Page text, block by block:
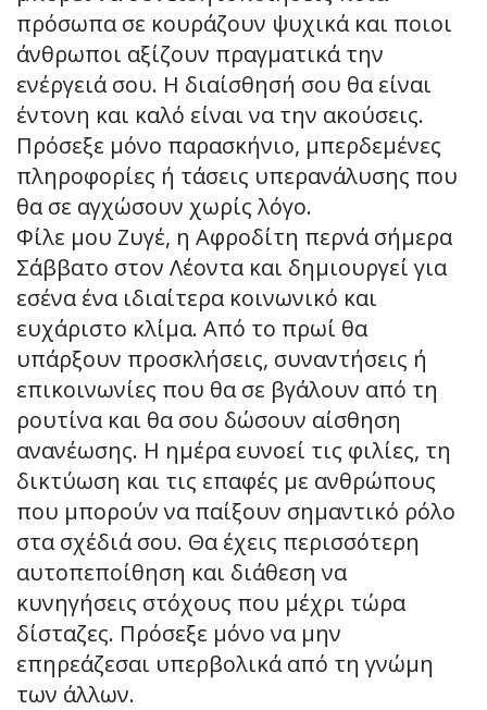
πρόσωπα σε κουράζουν ψυχικά και ποιοι
άνθρωποι αξίζουν πραγματικά την
ενέργειά σου. Η διαίσθησή σου θα είναι
έντονη και καλό είναι να την ακούσεις.
Πρόσεξε μόνο παρασκήνιο, μπερδεμένες
πληροφορίες ή τάσεις υπερανάλυσης που
θα σε αγχώσουν χωρίς λόγο.
Φίλε μου Ζυγέ, η Αφροδίτη περνά σήμερα
Σάββατο στον Λέοντα και δημιουργεί για
εσένα ένα ιδιαίτερα κοινωνικό και
ευχάριστο κλίμα. Από το πρωί θα
υπάρξουν προσκλήσεις, συναντήσεις ή
επικοινωνίες που θα σε βγάλουν από τη
ρουτίνα και θα σου δώσουν αίσθηση
ανανέωσης. Η ημέρα ευνοεί τις φιλίες, τη
δικτύωση και τις επαφές με ανθρώπους
που μπορούν να παίξουν σημαντικό ρόλο
στα σχέδιά σου. Θα έχεις περισσότερη
αυτοπεποίθηση και διάθεση να
κυνηγήσεις στόχους που μέχρι τώρα
δίσταζες. Πρόσεξε μόνο να μην
επηρεάζεσαι υπερβολικά από τη γνώμη
των άλλων.